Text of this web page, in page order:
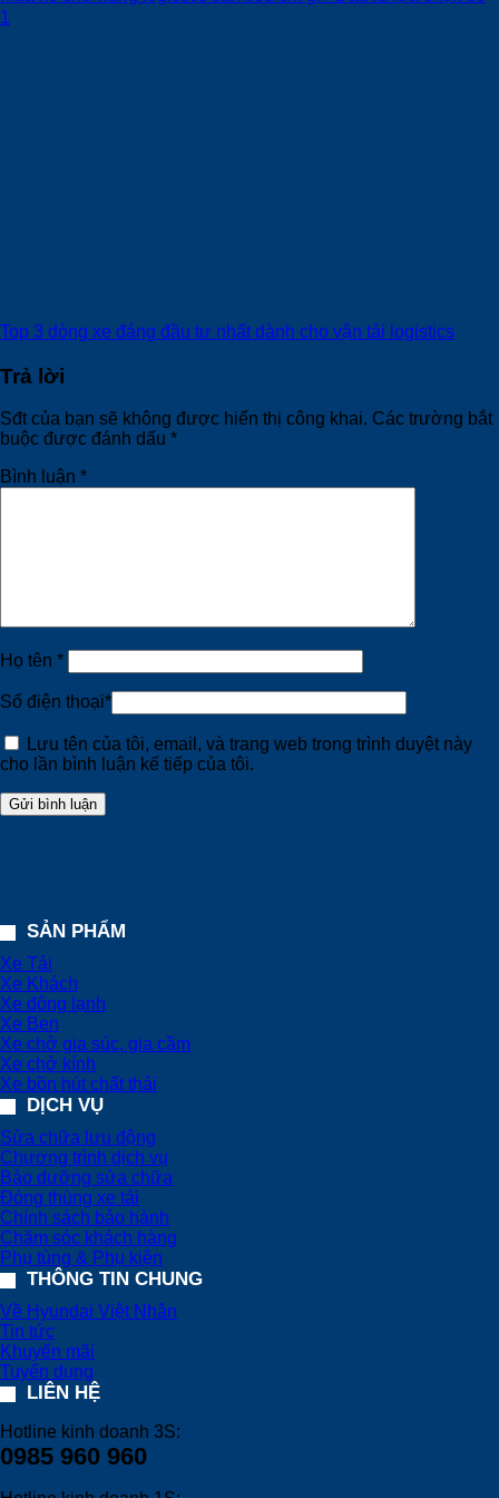
1
Top 3 dòng xe đáng đầu tư nhất dành cho vận tải logistics
Trả lời
Sđt của bạn sẽ không được hiển thị công khai. Các trường bắt
buộc được đánh dấu *
Bình luận *
Họ tên *
Số điện thoại*
Lưu tên của tôi, email, và trang web trong trình duyệt này
cho lần bình luận kế tiếp của tôi.
SẢN PHẨM
Xe Tải
Xe Khách
Xe đông lạnh
Xe Ben
Xe chở gia súc, gia cầm
Xe chở kính
Xe bồn hút chất thải
DỊCH VỤ
Sửa chữa lưu động
Chương trình dịch vụ
Bảo dưỡng sửa chữa
Đóng thùng xe tải
Chính sách bảo hành
Chăm sóc khách hàng
Phụ tùng & Phụ kiện
THÔNG TIN CHUNG
Về Hyundai Việt Nhân
Tin tức
Khuyến mãi
Tuyển dụng
LIÊN HỆ
Hotline kinh doanh 3S:
0985 960 960